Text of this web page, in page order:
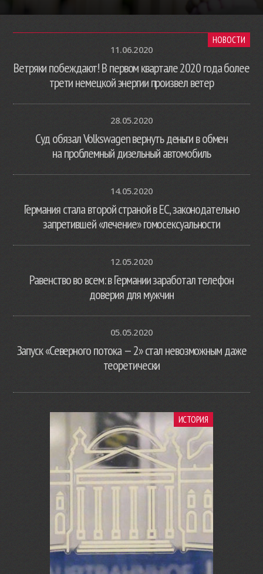
НОВОСТИ
11.06.2020
Ветряки побеждают! В первом квартале 2020 года более
трети немецкой энергии произвел ветер
28.05.2020
Суд обязал Volkswagen вернуть деньги в обмен
на проблемный дизельный автомобиль
14.05.2020
Германия стала второй страной в ЕС, законодательно
запретившей «лечение» гомосексуальности
12.05.2020
Равенство во всем: в Германии заработал телефон
доверия для мужчин
05.05.2020
Запуск «Северного потока — 2» стал невозможным даже
теоретически
ИСТОРИЯ